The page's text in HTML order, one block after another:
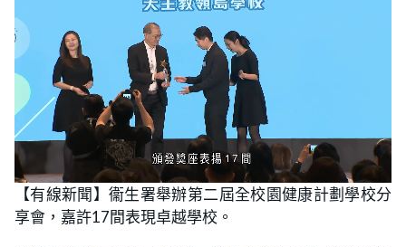
n
m
t
e
o
a
d
e
d
【有線新聞】衞生署舉辦第二屆全校園健康計劃學校分
享會，嘉許17間表現卓越學校。